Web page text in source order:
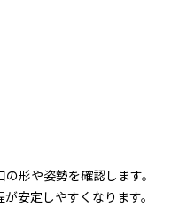
形や姿勢を確認します。
安定しやすくなります。